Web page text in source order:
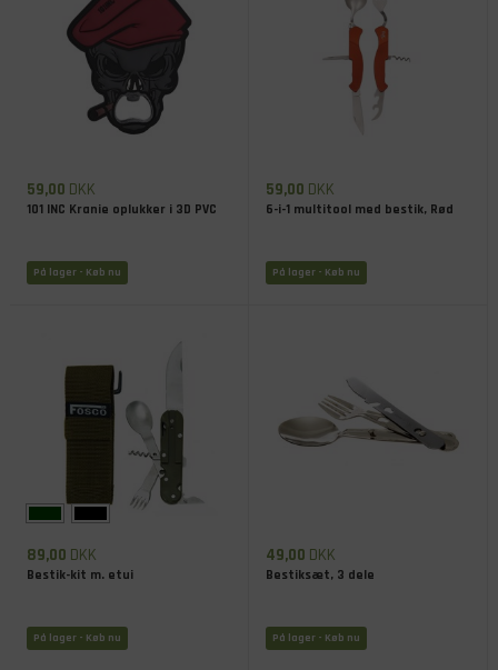
59,00 DKK
101 INC Kranie oplukker i 3D PVC
På lager - Køb nu
59,00 DKK
6-i-1 multitool med bestik, Rød
På lager - Køb nu
89,00 DKK
Bestik-kit m. etui
På lager - Køb nu
49,00 DKK
Bestiksæt, 3 dele
På lager - Køb nu